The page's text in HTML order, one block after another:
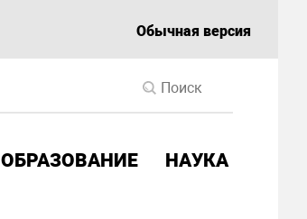
Обычная версия
ОБРАЗОВАНИЕ НАУКА